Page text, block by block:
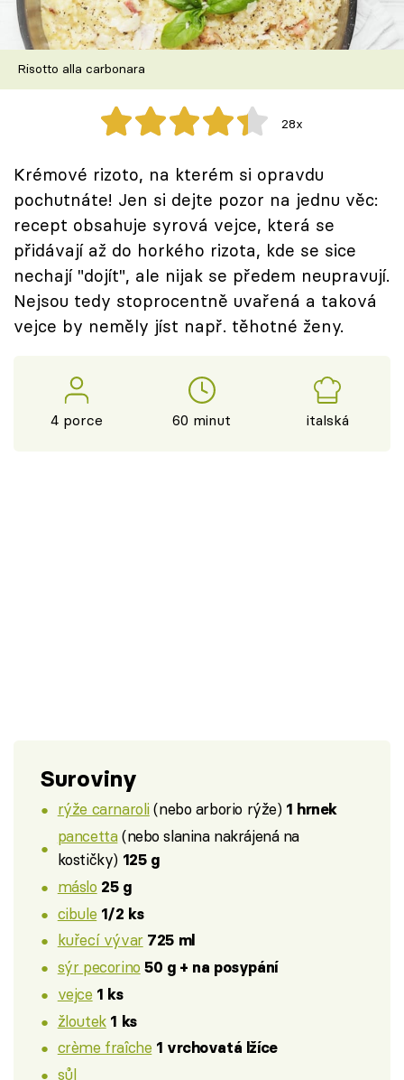
Škola vaření
Recepty z TV
Speciál: Cuketa
Sledujte prima+
Přihlášení
Sledujte nás
Risotto alla carbonara
28x
Krémové rizoto, na kterém si opravdu
pochutnáte! Jen si dejte pozor na jednu věc:
recept obsahuje syrová vejce, která se
přidávají až do horkého rizota, kde se sice
nechají "dojít", ale nijak se předem neupravují.
Nejsou tedy stoprocentně uvařená a taková
vejce by neměly jíst např. těhotné ženy.
4 porce 60 minut italská
Suroviny
rýže carnaroli(nebo arborio rýže) 1 hrnek
pancetta(nebo slanina nakrájená na
kostičky) 125 g
máslo 25 g
cibule 1/2 ks
kuřecí vývar 725 ml
sýr pecorino 50 g + na posypání
vejce 1 ks
žloutek 1 ks
crème fraîche 1 vrchovatá lžíce
sůl